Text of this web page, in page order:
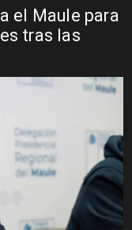
el Maule para
tras las